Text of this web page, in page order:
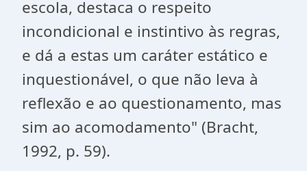
escola, destaca o respeito
incondicional e instintivo às regras,
e dá a estas um caráter estático e
inquestionável, o que não leva à
reflexão e ao questionamento, mas
sim ao acomodamento" (Bracht,
1992, p. 59).